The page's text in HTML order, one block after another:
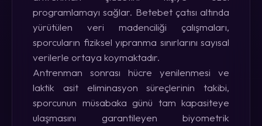
programlamayı sağlar. Betebet çatısı altında
yürütülen veri madenciliği çalışmaları,
sporcuların fiziksel yıpranma sınırlarını sayısal
verilerle ortaya koymaktadır.
Antrenman sonrası hücre yenilenmesi ve
laktik asit eliminasyon süreçlerinin takibi,
sporcunun müsabaka günü tam kapasiteye
ulaşmasını garantileyen biyometrik